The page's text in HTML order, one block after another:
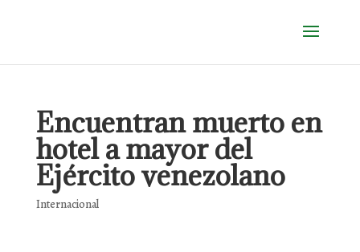
Encuentran muerto en
hotel a mayor del
Ejército venezolano
Internacional